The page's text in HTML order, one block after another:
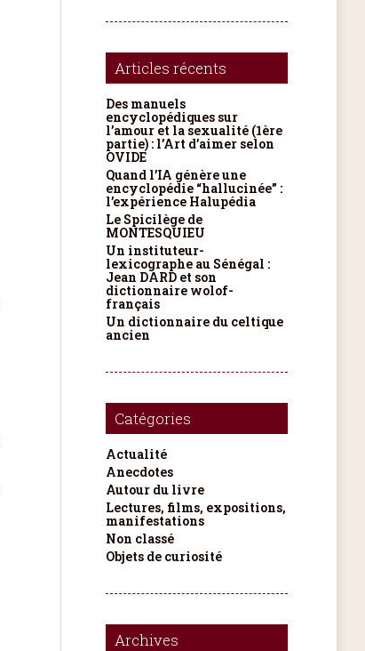
Articles récents
Des manuels
encyclopédiques sur
l’amour et la sexualité (1ère
partie) : l’Art d’aimer selon
OVIDE
Quand l’IA génère une
encyclopédie “hallucinée” :
l’expérience Halupédia
Le Spicilège de
MONTESQUIEU
Un instituteur-
lexicographe au Sénégal :
Jean DARD et son
dictionnaire wolof-
français
Un dictionnaire du celtique
ancien
Catégories
Actualité
Anecdotes
Autour du livre
Lectures, films, expositions,
manifestations
Non classé
Objets de curiosité
Archives